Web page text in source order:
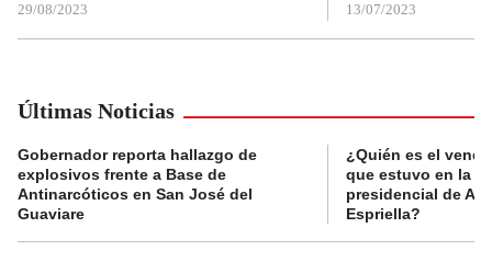
29/08/2023 13/07/2023
Últimas Noticias
Gobernador reporta hallazgo de
explosivos frente a Base de
Antinarcóticos en San José del
Guaviare
¿Quién es el
que estuvo en la
presidencial de
Espriella?